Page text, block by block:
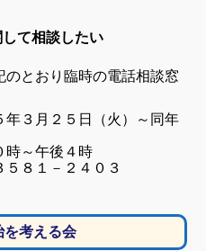
て相談したい
とおり臨時の電話相談窓
月２５日（火）～同年
午後４時
１－２４０３
を考える会